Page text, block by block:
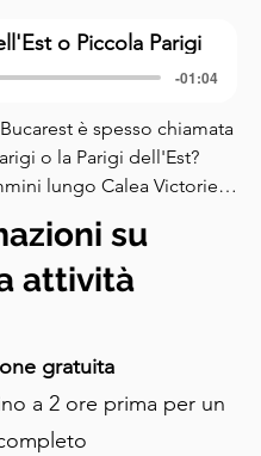
o Piccola Parigi
-01:04
è spesso chiamata
o la Parigi dell'Est?
lungo Calea Victoriei,
Nel
la
Valacchia elessero lo
stato rumeno
ricerca di un modello di
Romania guardò alla
L'élite rumena
su
attività
gratuita
a 2 ore prima per un